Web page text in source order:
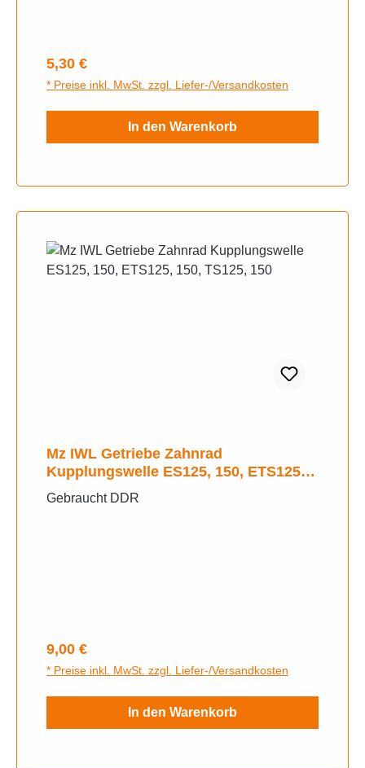
Regulärer Preis:
5,30 €
* Preise inkl. MwSt. zzgl. Liefer-/Versandkosten
In den Warenkorb
Mz IWL Getriebe Zahnrad
Kupplungswelle ES125, 150, ETS125,
150, TS125, 150
Gebraucht DDR
Regulärer Preis:
9,00 €
* Preise inkl. MwSt. zzgl. Liefer-/Versandkosten
In den Warenkorb